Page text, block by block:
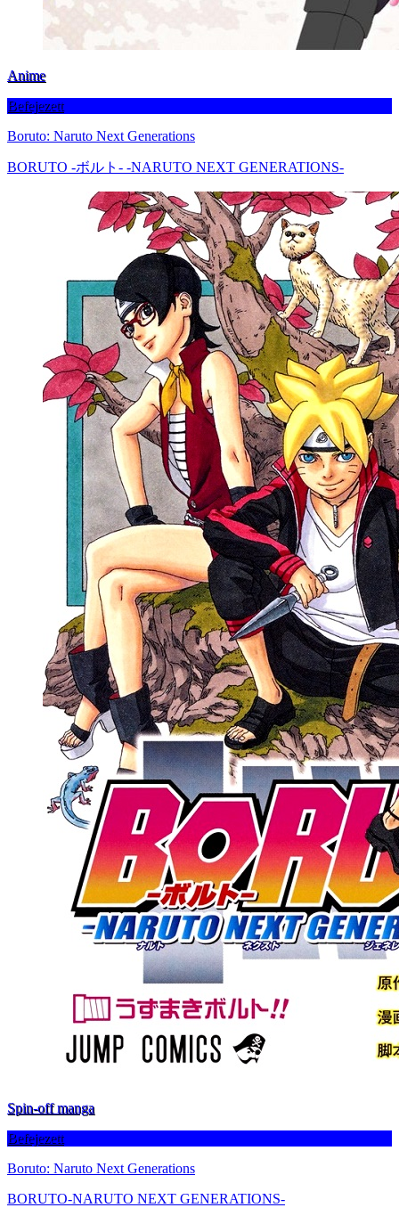
Anime
Befejezett
Boruto: Naruto Next Generations
BORUTO -ボルト- -NARUTO NEXT GENERATIONS-
Spin-off manga
Befejezett
Boruto: Naruto Next Generations
BORUTO-NARUTO NEXT GENERATIONS-